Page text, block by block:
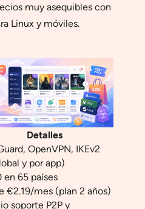
muy asequibles con
Linux y móviles.
Detalles
OpenVPN, IKEv2
y por app)
en 65 países
€2.19/mes (plan 2 años)
soporte P2P y